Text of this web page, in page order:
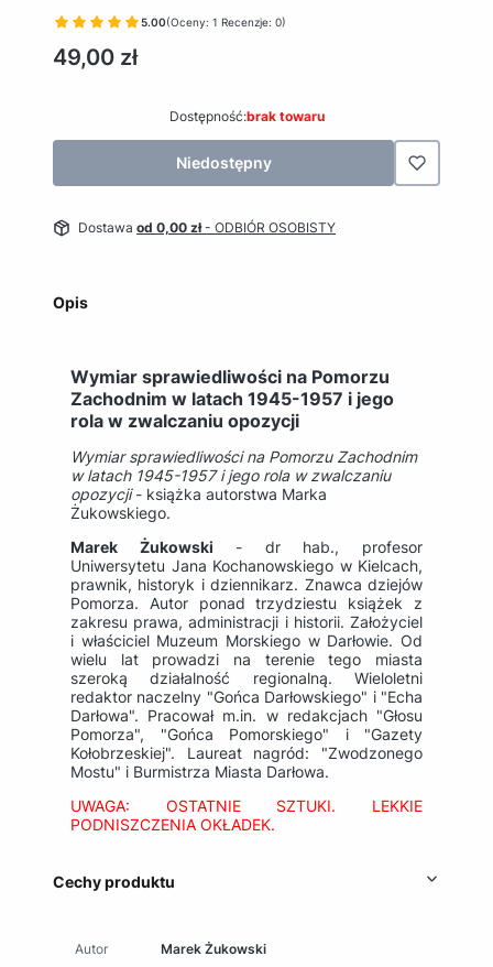
5.00(Oceny: 1 Recenzje: 0)
Cena
49,00 zł
Dostępność:brak towaru
Niedostępny
Dostawa od 0,00 zł- ODBIÓR OSOBISTY
Opis
Wymiar sprawiedliwości na Pomorzu
Zachodnim w latach 1945-1957 i jego
rola w zwalczaniu opozycji
Wymiar sprawiedliwości na Pomorzu Zachodnim
w latach 1945-1957 i jego rola w zwalczaniu
opozycji- książka autorstwa Marka
Żukowskiego.
Marek Żukowski - dr hab., profesor
Uniwersytetu Jana Kochanowskiego w Kielcach,
prawnik, historyk i dziennikarz. Znawca dziejów
Pomorza. Autor ponad trzydziestu książek z
zakresu prawa, administracji i historii. Założyciel
i właściciel Muzeum Morskiego w Darłowie. Od
wielu lat prowadzi na terenie tego miasta
szeroką działalność regionalną. Wieloletni
redaktor naczelny "Gońca Darłowskiego" i "Echa
Darłowa". Pracował m.in. w redakcjach "Głosu
Pomorza", "Gońca Pomorskiego" i "Gazety
Kołobrzeskiej". Laureat nagród: "Zwodzonego
Mostu" i Burmistrza Miasta Darłowa.
UWAGA: OSTATNIE SZTUKI. LEKKIE
PODNISZCZENIA OKŁADEK.
Cechy produktu
Autor Marek Żukowski